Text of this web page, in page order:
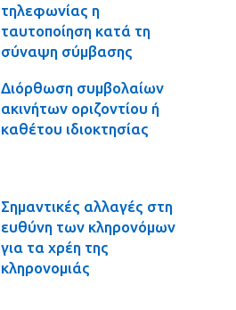
τηλεφωνίας η
ταυτοποίηση κατά τη
σύναψη σύμβασης
Διόρθωση συμβολαίων
ακινήτων οριζοντίου ή
καθέτου ιδιοκτησίας
Σημαντικές αλλαγές στη
ευθύνη των κληρονόμων
για τα χρέη της
κληρονομιάς